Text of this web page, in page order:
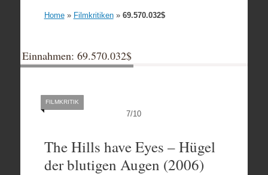
Home» Filmkritiken» 69.570.032$
Einnahmen: 69.570.032$
7/10
FILMKRITIK
The Hills have Eyes – Hügel
der blutigen Augen (2006)